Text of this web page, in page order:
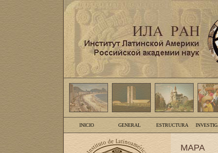
INICIO GENERAL ESTRUCTURA
MAPA